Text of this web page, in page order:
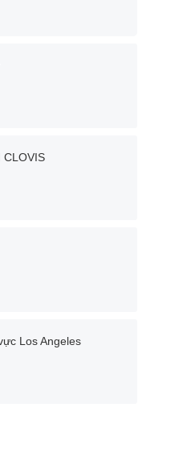
CLOVIS
Los Angeles